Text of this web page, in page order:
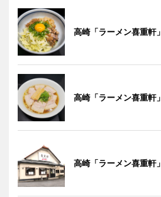
高崎「ラーメン喜重軒」
高崎「ラーメン喜重軒」
高崎「ラーメン喜重軒」